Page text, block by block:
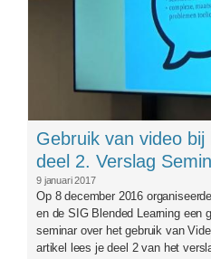
Gebruik van video bij
deel 2. Verslag
9 januari 2017
Op 8 december 2016
en de SIG Blended Learning een
seminar over het gebruik van
artikel lees je deel 2 van het